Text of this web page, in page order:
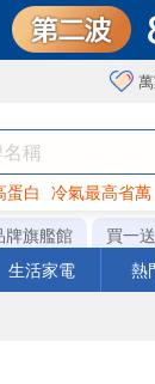
蛋白 冷氣最高省萬
牌旗艦館 買一
生活家電 熱